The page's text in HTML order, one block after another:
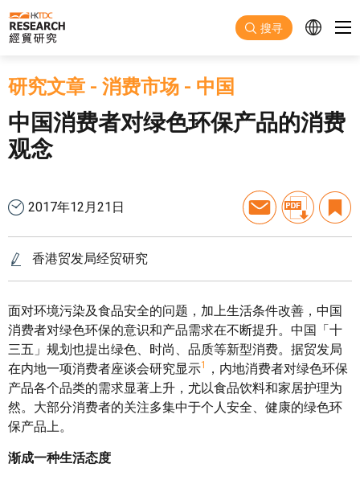
跳至主要内容
搜寻
研究文章 - 消费市场 - 中国
中国消费者对绿色环保产品的消费
观念
2017年12月21日
香港贸发局经贸研究
面对环境污染及食品安全的问题，加上生活条件改善，中国
消费者对绿色环保的意识和产品需求在不断提升。中国「十
三五」规划也提出绿色、时尚、品质等新型消费。据贸发局
在内地一项消费者座谈会研究显示1
，内地消费者对绿色环保
产品各个品类的需求显著上升，尤以食品饮料和家居护理为
然。大部分消费者的关注多集中于个人安全、健康的绿色环
保产品上。
渐成一种生活态度